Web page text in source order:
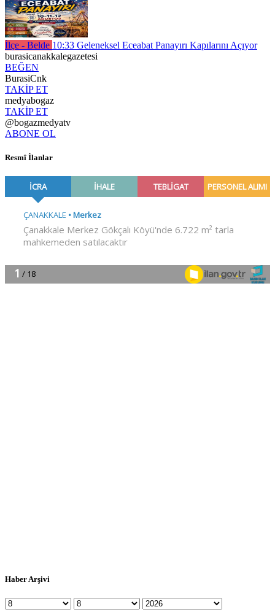
İlçe - Belde 10:33 Geleneksel Eceabat Panayırı Kapılarını Açıyor
burasicanakkalegazetesi
BEĞEN
BurasiCnk
TAKİP ET
medyabogaz
TAKİP ET
@bogazmedyatv
ABONE OL
Resmî İlanlar
Haber Arşivi